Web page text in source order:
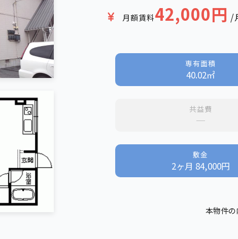
月額賃料42,000円 /
専有面積
40.02㎡
共益費
─
敷金
2ヶ月 84,000円
本物件の